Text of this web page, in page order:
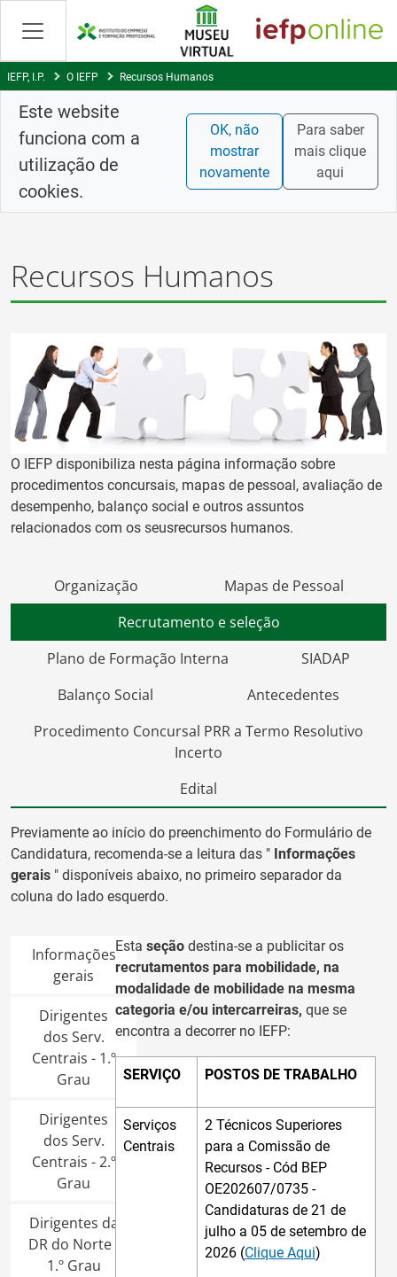
Saltar
para
conteúdo
principal
IEFP, I.P. O IEFP Recursos Humanos
Este website
funciona com a
utilização de
cookies.
OK, não
mostrar
novamente
Para saber
mais clique
aqui
Recursos Humanos
O IEFP disponibiliza nesta página informação sobre
procedimentos concursais, mapas de pessoal, avaliação de
desempenho, balanço social e outros assuntos
relacionados com os seusrecursos humanos.
Organização
Mapas de Pessoal
Recrutamento e seleção
Plano de Formação Interna
SIADAP
Balanço Social
Antecedentes
Procedimento Concursal PRR a Termo Resolutivo
Incerto
Edital
Previamente ao início do preenchimento do Formulário de
Candidatura, recomenda-se a leitura das " Informações
gerais " disponíveis abaixo, no primeiro separador da
coluna do lado esquerdo.
Informações
gerais
Dirigentes
dos Serv.
Centrais - 1.º
Grau
Dirigentes
dos Serv.
Centrais - 2.º
Grau
Dirigentes da
DR do Norte -
1.º Grau
Esta seção destina-se a publicitar os
recrutamentos para mobilidade, na
modalidade de mobilidade na mesma
categoria e/ou intercarreiras, que se
encontra a decorrer no IEFP:
SERVIÇO POSTOS DE TRABALHO
Serviços
Centrais
2 Técnicos Superiores
para a Comissão de
Recursos - Cód BEP
OE202607/0735 -
Candidaturas de 21 de
julho a 05 de setembro de
2026 (Clique Aqui)